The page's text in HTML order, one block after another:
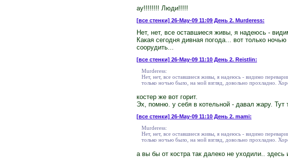
ау!!!!!!!! Люди!!!!!
[все стенки] 26-May-09 11:09 День 2. Murderess:
Нет, нет, все оставшиеся живы, я надеюсь -
Какая сегодня дивная погода... вот только
соорудить...
[все стенки] 26-May-09 11:10 День 2. Reistlin:
Murderess:
Нет, нет, все оставшиеся живы, я надеюсь - видимо
только ночью было, на мой взгляд, довольно прохладно.
костер же вот горит.
Эх, помню. у себя в котельной - давал жару. Тут
[все стенки] 26-May-09 11:10 День 2. mami:
Murderess:
Нет, нет, все оставшиеся живы, я надеюсь - видимо
только ночью было, на мой взгляд, довольно прохладно.
а вы бы от костра так далеко не уходили.. здесь